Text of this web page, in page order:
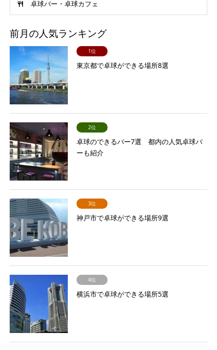
卓球バー・卓球カフェ
前月の人気ランキング
1位
東京都で卓球ができる場所8選
2位
卓球のできるバー7選 都内の人気卓球バ
ーも紹介
3位
神戸市で卓球ができる場所9選
4位
横浜市で卓球ができる場所5選